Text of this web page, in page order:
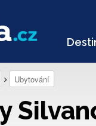
Ubytování